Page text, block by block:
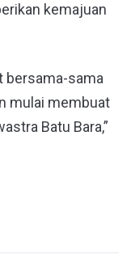
kemajuan
bersama-sama
mulai membuat
Batu Bara,”